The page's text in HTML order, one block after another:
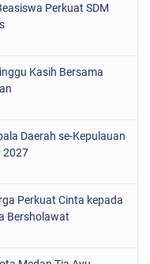
Perkuat SDM
Kasih Bersama
Daerah se-Kepulauan
2027
Perkuat Cinta kepada
Bersholawat